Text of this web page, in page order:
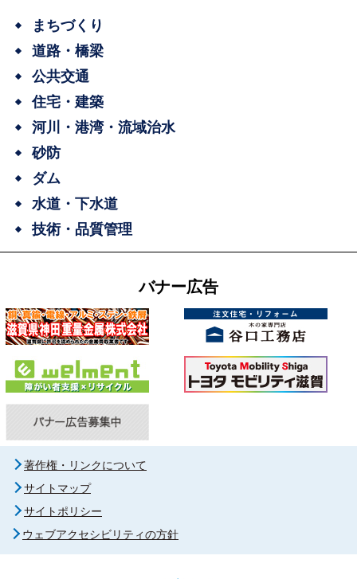
まちづくり
道路・橋梁
公共交通
住宅・建築
河川・港湾・流域治水
砂防
ダム
水道・下水道
技術・品質管理
バナー広告
著作権・リンクについて
サイトマップ
サイトポリシー
ウェブアクセシビリティの方針